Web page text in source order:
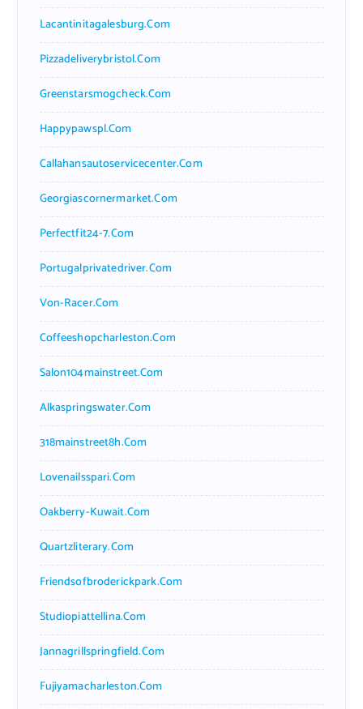
Lacantinitagalesburg.com
Pizzadeliverybristol.com
Greenstarsmogcheck.com
Happypawspl.com
Callahansautoservicecenter.com
Georgiascornermarket.com
Perfectfit24-7.com
Portugalprivatedriver.com
Von-Racer.com
Coffeeshopcharleston.com
Salon104mainstreet.com
Alkaspringswater.com
318mainstreet8h.com
Lovenailsspari.com
Oakberry-Kuwait.com
Quartzliterary.com
Friendsofbroderickpark.com
Studiopiattellina.com
Jannagrillspringfield.com
Fujiyamacharleston.com